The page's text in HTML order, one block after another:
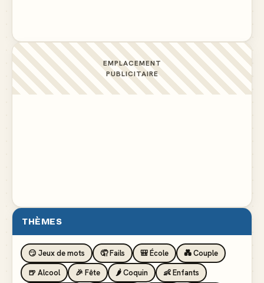
EMPLACEMENT
PUBLICITAIRE
THÈMES
😏 Jeux de mots 🤦 Fails 🎒 École
💑 Couple
🍺 Alcool
🎉 Fête 🌶️ Coquin
👶 Enfants